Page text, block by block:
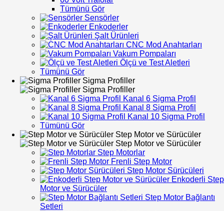
Tümünü Gör
Sensörler
Enkoderler
Şalt Ürünleri
CNC Mod Anahtarları
Vakum Pompaları
Ölçü ve Test Aletleri
Tümünü Gör
Sigma Profiller
Sigma Profiller
Kanal 6 Sigma Profil
Kanal 8 Sigma Profil
Kanal 10 Sigma Profil
Tümünü Gör
Step Motor ve Sürücüler
Step Motor ve Sürücüler
Step Motorlar
Frenli Step Motor
Step Motor Sürücüleri
Enkoderli Step
Motor ve Sürücüler
Step Motor Bağlantı
Setleri